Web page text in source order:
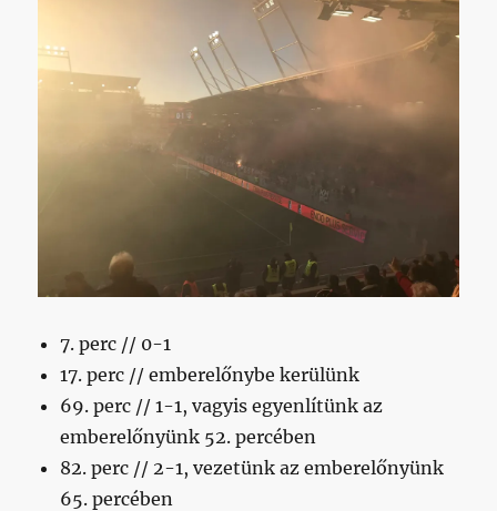
7. perc // 0-1
17. perc // emberelőnybe kerülünk
69. perc // 1-1, vagyis egyenlítünk az
emberelőnyünk 52. percében
82. perc // 2-1, vezetünk az emberelőnyünk
65. percében